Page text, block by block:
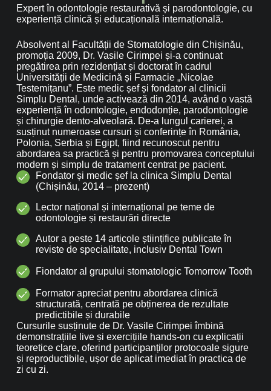
Expert în odontologie restaurativă și parodontologie, cu
experiență clinică și educațională internațională.
Absolvent al Facultății de Stomatologie din Chișinău,
promoția 2009, Dr. Vasile Cirimpei și-a continuat
pregătirea prin rezidențiat și doctorat în cadrul
Universității de Medicină și Farmacie „Nicolae
Testemițanu”. Este medic șef și fondator al clinicii
Simplu Dental, unde activează din 2014, având o vastă
experiență în odontologie, endodonție, parodontologie
și chirurgie dento-alveolară. De-a lungul carierei, a
susținut numeroase cursuri și conferințe în România,
Polonia, Serbia și Egipt, fiind recunoscut pentru
abordarea sa practică și pentru promovarea conceptului
modern și simplu de tratament centrat pe pacient.
Fondator și medic șef la clinica Simplu Dental
(Chișinău, 2014 – prezent)
Lector național și internațional pe teme de
odontologie și restaurări directe
Autor a peste 14 articole științifice publicate în
reviste de specialitate, inclusiv Dental Town
Fiondator al grupului stomatologic Tomorrow Tooth
Formator apreciat pentru abordarea clinică
structurată, centrată pe obținerea de rezultate
predictibile și durabile
Cursurile susținute de Dr. Vasile Cirimpei îmbină
demonstrațiile live și exercițiile hands-on cu explicații
teoretice clare, oferind participanților protocoale sigure
și reproductibile, ușor de aplicat imediat în practica de
zi cu zi.